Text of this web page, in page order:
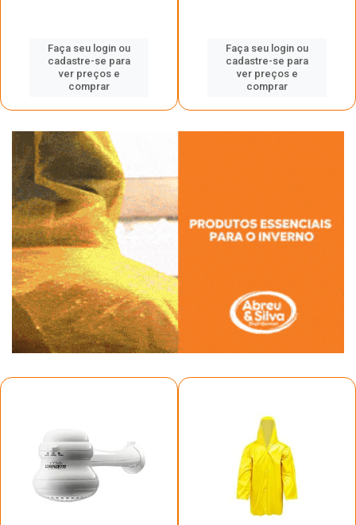
Faça seu login ou
cadastre-se para
ver preços e
comprar
Faça seu login ou
cadastre-se para
ver preços e
comprar